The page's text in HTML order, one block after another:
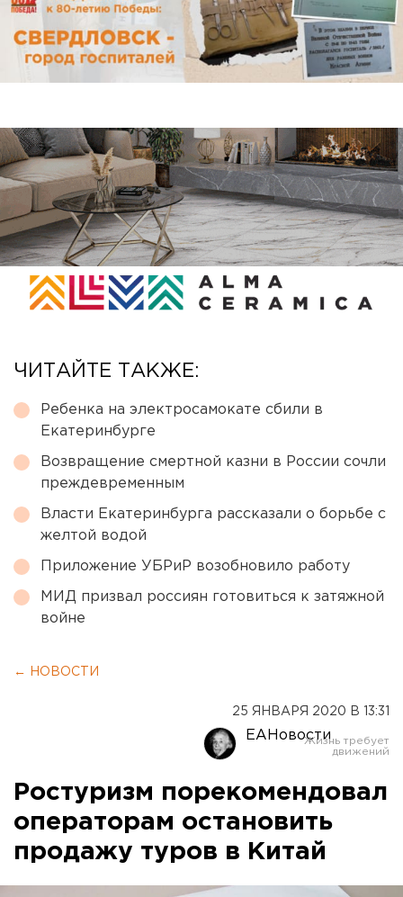
ЧИТАЙТЕ ТАКЖЕ:
Ребенка на электросамокате сбили в
Екатеринбурге
Возвращение смертной казни в России сочли
преждевременным
Власти Екатеринбурга рассказали о борьбе с
желтой водой
Приложение УБРиР возобновило работу
МИД призвал россиян готовиться к затяжной
войне
← НОВОСТИ
25 ЯНВАРЯ 2020 В 13:31
ЕАНовости
Ростуризм порекомендовал
операторам остановить
продажу туров в Китай